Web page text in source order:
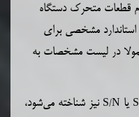
قطعات متحرک دستگاه
مشخصی برای
در لیست مشخصات به
یا S/N نیز شناخته می‌شود،